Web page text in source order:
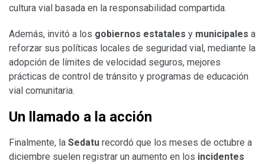
cultura vial basada en la responsabilidad compartida.
Además, invitó a los gobiernos estatales y municipales a
reforzar sus políticas locales de seguridad vial, mediante la
adopción de límites de velocidad seguros, mejores
prácticas de control de tránsito y programas de educación
vial comunitaria.
Un llamado a la acción
Finalmente, la Sedatu recordó que los meses de octubre a
diciembre suelen registrar un aumento en los incidentes